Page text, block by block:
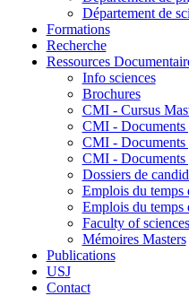
Département de
Formations
Recherche
Ressources
Info sciences
Brochures
CMI - Cursus
CMI - Documents
CMI - Documents
CMI - Documents
Dossiers de
Emplois du temps
Emplois du temps
Faculty of
Mémoires Masters
Publications
USJ
Contact